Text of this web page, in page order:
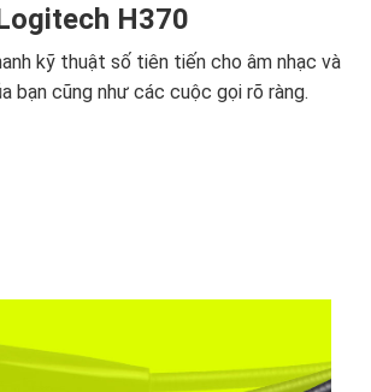
H370
kỹ thuật số tiên tiến cho âm nhạc và
bạn cũng như các cuộc gọi rõ ràng.